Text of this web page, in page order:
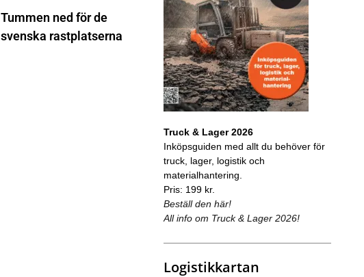
Tummen ned för de
svenska rastplatserna
Truck & Lager 2026
Inköpsguiden med allt du behöver för
truck, lager, logistik och
materialhantering.
Pris: 199 kr.
Beställ den här!
All info om Truck & Lager 2026!
Logistikkartan